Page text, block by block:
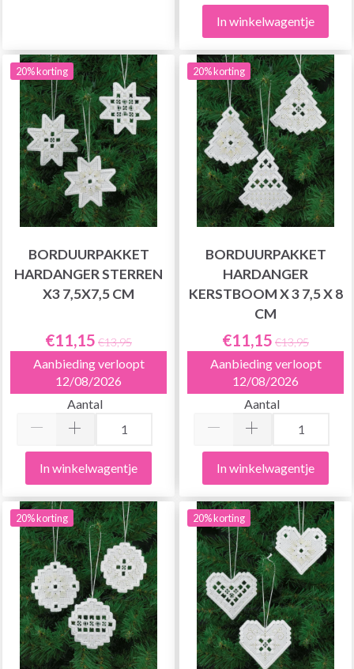
In winkelwagentje
20% korting
BORDUURPAKKET
HARDANGER STERREN
X3 7,5X7,5 CM
€11,15 €13,95
Aanbieding verloopt
12/08/2026
Aantal
In winkelwagentje
20% korting
BORDUURPAKKET
HARDANGER
KERSTBOOM X 3 7,5 X 8
CM
€11,15 €13,95
Aanbieding verloopt
12/08/2026
Aantal
In winkelwagentje
20% korting 20% korting